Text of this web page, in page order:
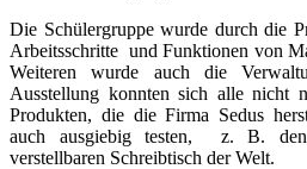
Die Schülergruppe wurde durch die
Arbeitsschritte und Funktionen von
Weiteren wurde auch die
Ausstellung konnten sich alle nicht
Produkten, die die Firma Sedus
auch ausgiebig testen, z. B.
verstellbaren Schreibtisch der Welt.